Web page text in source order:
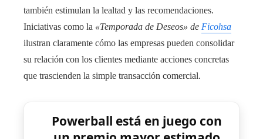
también estimulan la lealtad y las recomendaciones.
Iniciativas como la «Temporada de Deseos» de Ficohsa
ilustran claramente cómo las empresas pueden consolidar
su relación con los clientes mediante acciones concretas
que trascienden la simple transacción comercial.
Powerball está en juego con